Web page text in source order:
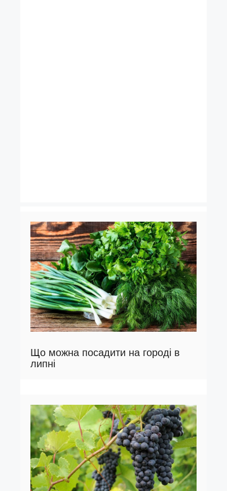
Що можна посадити на городі в
липні